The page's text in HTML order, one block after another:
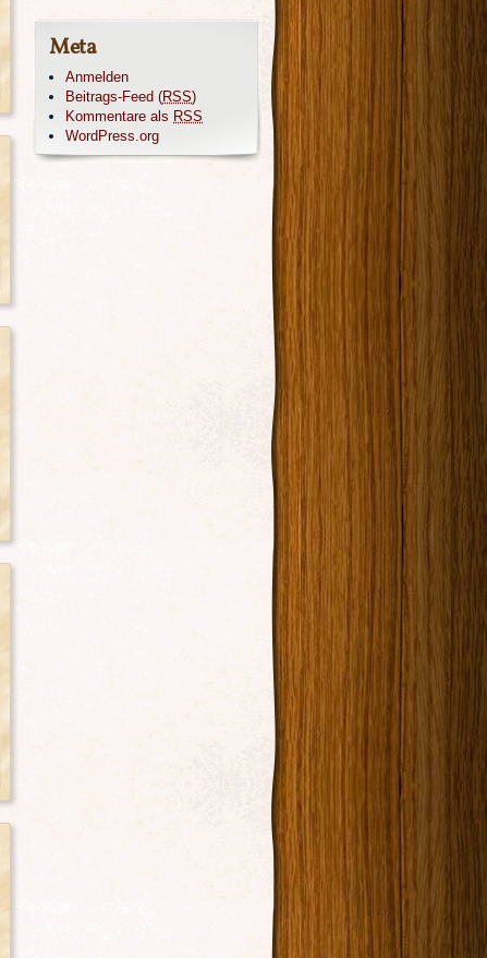
Meta
Anmelden
Beitrags-Feed (RSS)
Kommentare als RSS
WordPress.org